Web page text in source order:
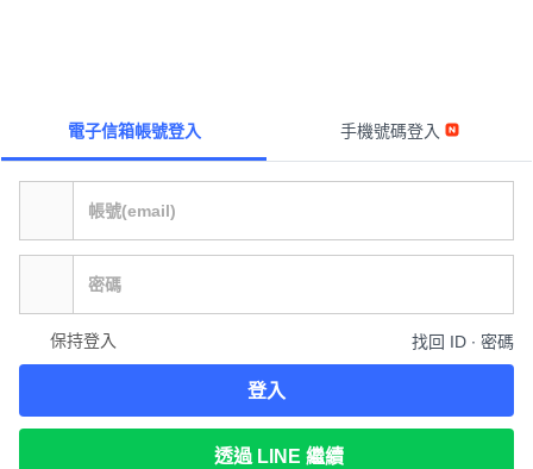
電子信箱帳號登入 手機號碼登入
保持登入 找回 ID ∙ 密碼
登入
透過 LINE 繼續